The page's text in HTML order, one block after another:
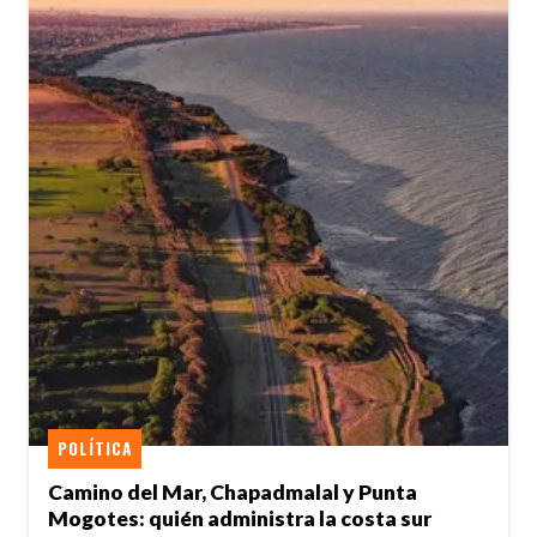
Camino del Mar, Chapadmalal y Punta
Mogotes: quién administra la costa sur
POLÍTICA